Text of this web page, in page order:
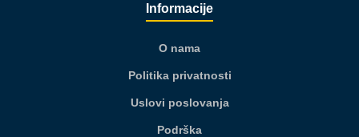
Informacije
O nama
Politika privatnosti
Uslovi poslovanja
Podrška